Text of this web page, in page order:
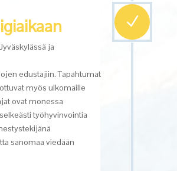
N
ja
edustajiin.Tapahtumat
myös ulkomaille
ovat monessa
työhyvinvointia
sanomaa viedään